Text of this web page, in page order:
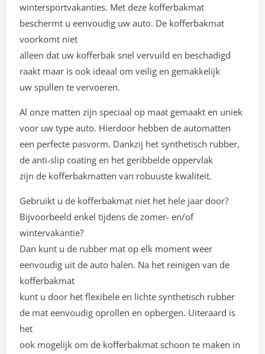
wintersportvakanties. Met deze kofferbakmat
beschermt u eenvoudig uw auto. De kofferbakmat
voorkomt niet
alleen dat uw kofferbak snel vervuild en beschadigd
raakt maar is ook ideaal om veilig en gemakkelijk
uw spullen te vervoeren.
Al onze matten zijn speciaal op maat gemaakt en uniek
voor uw type auto. Hierdoor hebben de automatten
een perfecte pasvorm. Dankzij het synthetisch rubber,
de anti-slip coating en het geribbelde oppervlak
zijn de kofferbakmatten van robuuste kwaliteit.
Gebruikt u de kofferbakmat niet het hele jaar door?
Bijvoorbeeld enkel tijdens de zomer- en/of
wintervakantie?
Dan kunt u de rubber mat op elk moment weer
eenvoudig uit de auto halen. Na het reinigen van de
kofferbakmat
kunt u door het flexibele en lichte synthetisch rubber
de mat eenvoudig oprollen en opbergen. Uiteraard is
het
ook mogelijk om de kofferbakmat schoon te maken in